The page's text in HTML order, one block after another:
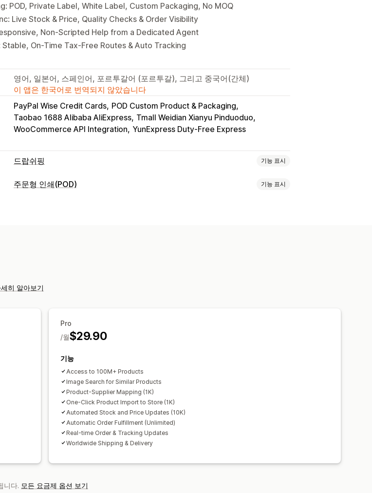
POD, Private Label, White Label, Custom Packaging, No MOQ
Live Stock & Price, Quality Checks & Order Visibility
Non-Scripted Help from a Dedicated Agent
Stable, On-Time Tax-Free Routes & Auto Tracking
영어, 일본어, 스페인어, 포르투갈어 (포르투갈), 그리고 중국어(간체)
이 앱은 한국어로 번역되지 않았습니다
PayPal Wise Credit Cards POD Custom Product & Packaging
Taobao 1688 Alibaba AliExpress Tmall Weidian Xianyu Pinduoduo
WooCommerce API Integration YunExpress Duty-Free Express
드랍쉬핑 기능 표시
판매할 수 있는 제품
주문형 인쇄(POD) 기능 표시
배송 옵션
멀티 배송
히 알아보기
Pro
$29.90
/월
기능
Access to 100M+ Products
Image Search for Similar Products
Product-Supplier Mapping (1K)
One-Click Product Import to Store (1K)
Automated Stock and Price Updates (10K)
Automatic Order Fulfillment (Unlimited)
Real-time Order & Tracking Updates
Worldwide Shipping & Delivery
니다. 모든 요금제 옵션 보기